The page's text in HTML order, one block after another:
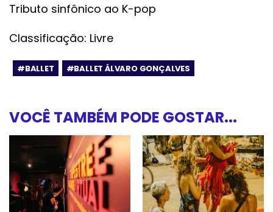
Tributo sinfônico ao K-pop
Classificação: Livre
#BALLET #BALLET ÁLVARO GONÇALVES
VOCÊ TAMBÉM PODE GOSTAR...